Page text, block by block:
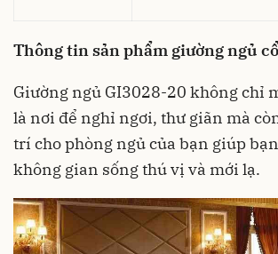
Thông tin sản phẩm giường ngủ
Giường ngủ GI3028-20 không chỉ
là nơi để nghỉ ngơi, thư giãn mà
trí cho phòng ngủ của bạn giúp
không gian sống thú vị và mới lạ.